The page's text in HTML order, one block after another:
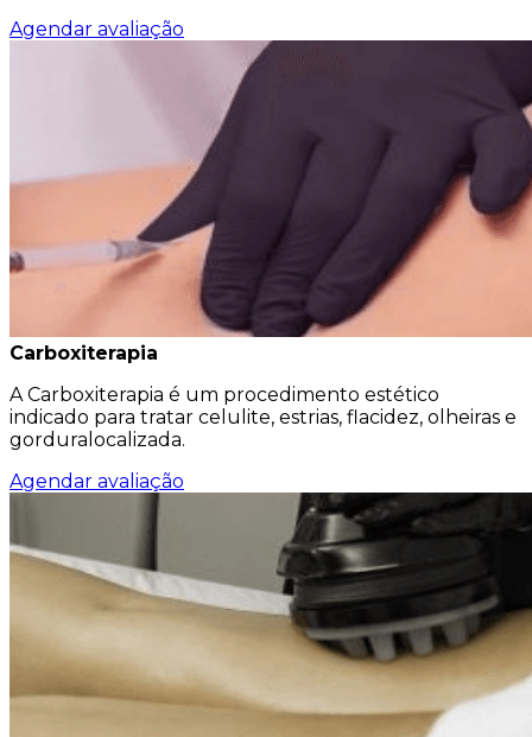
Agendar avaliação
Carboxiterapia
A Carboxiterapia é um procedimento estético
indicado para tratar celulite, estrias, flacidez, olheiras e
gorduralocalizada.
Agendar avaliação